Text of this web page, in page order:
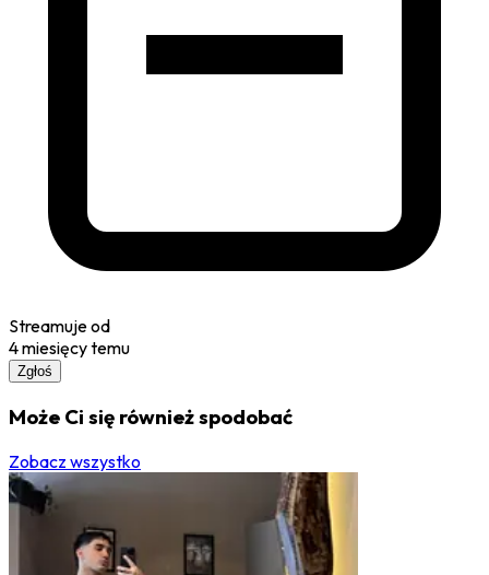
Streamuje od
4 miesięcy temu
Zgłoś
Może Ci się również spodobać
Zobacz wszystko